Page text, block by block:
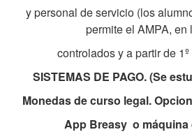
y personal de servicio (los
permite el AMPA, en
controlados y a partir de
SISTEMAS DE PAGO. (Se
Monedas de curso legal.
App Breasy o máquina